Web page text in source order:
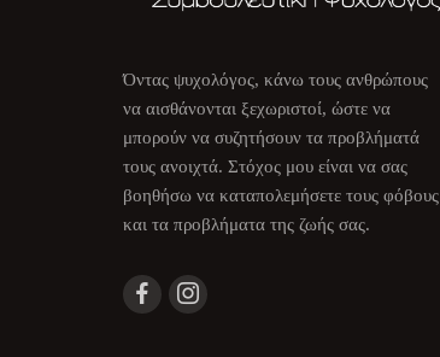
Όντας ψυχολόγος, κάνω τους ανθρώπους
να αισθάνονται ξεχωριστοί, ώστε να
μπορούν να συζητήσουν τα προβλήματά
τους ανοιχτά. Στόχος μου είναι να σας
βοηθήσω να καταπολεμήσετε τους φόβους
και τα προβλήματα της ζωής σας.